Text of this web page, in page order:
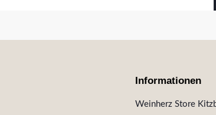
Informationen
Weinherz Store